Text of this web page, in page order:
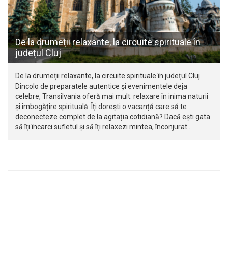
De la drumeții relaxante, la circuite spirituale în
județul Cluj
De la drumeții relaxante, la circuite spirituale în județul Cluj
Dincolo de preparatele autentice și evenimentele deja
celebre, Transilvania oferă mai mult: relaxare în inima naturii
și îmbogățire spirituală. Îți dorești o vacanță care să te
deconecteze complet de la agitația cotidiană? Dacă ești gata
să îți încarci sufletul și să îți relaxezi mintea, înconjurat…